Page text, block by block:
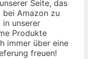
Seite, das
bei Amazon zu
in unserer
Produkte
immer über eine
freuen!